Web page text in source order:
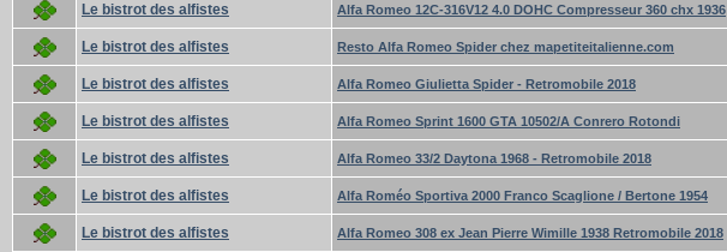
Le bistrot des alfistes Alfa Romeo 12C-316V12 4.0 DOHC Compresseur 360 chx 1936
Le bistrot des alfistes Resto Alfa Romeo Spider chez mapetiteitalienne.com
Le bistrot des alfistes Alfa Romeo Giulietta Spider - Retromobile 2018
Le bistrot des alfistes Alfa Romeo Sprint 1600 GTA 10502/A Conrero Rotondi
Le bistrot des alfistes Alfa Romeo 33/2 Daytona 1968 - Retromobile 2018
Le bistrot des alfistes Alfa Roméo Sportiva 2000 Franco Scaglione / Bertone 1954
Le bistrot des alfistes Alfa Romeo 308 ex Jean Pierre Wimille 1938 Retromobile 2018